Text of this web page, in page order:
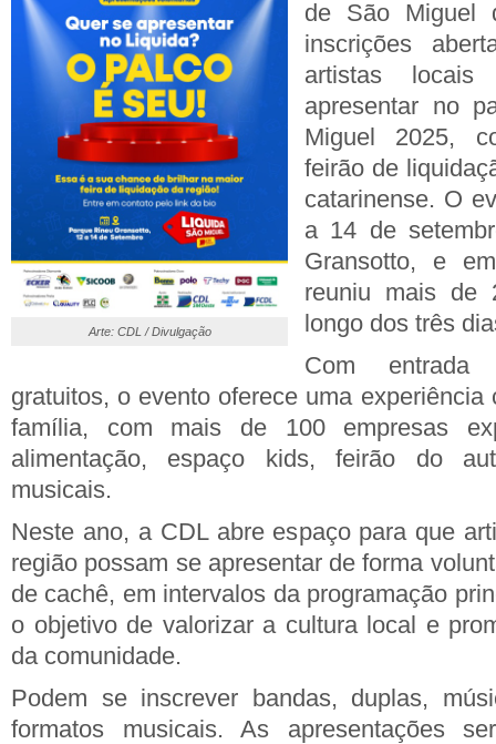
Arte: CDL / Divulgação
de São Miguel
inscrições
artistas
apresentar no
Miguel 2025,
feirão de
catarinense. O
a 14 de
Gransotto, e
reuniu mais de
longo dos três
Com entrada
gratuitos, o evento oferece uma experiência
família, com mais de 100 empresas
alimentação, espaço kids, feirão do
musicais.
Neste ano, a CDL abre espaço para que
região possam se apresentar de forma
de cachê, em intervalos da programação
o objetivo de valorizar a cultura local e
da comunidade.
Podem se inscrever bandas, duplas,
formatos musicais. As apresentações